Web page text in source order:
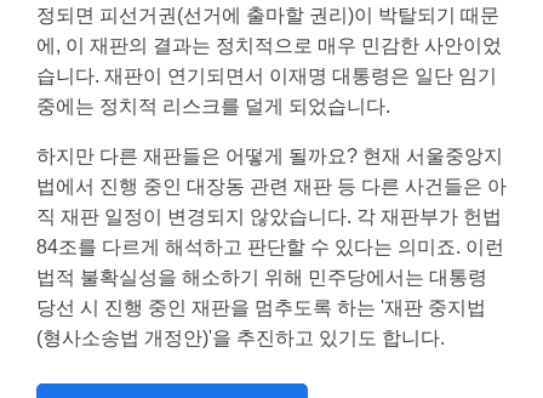
정되면 피선거권(선거에 출마할 권리)이 박탈되기 때문
에, 이 재판의 결과는 정치적으로 매우 민감한 사안이었
습니다. 재판이 연기되면서 이재명 대통령은 일단 임기
중에는 정치적 리스크를 덜게 되었습니다.
하지만 다른 재판들은 어떻게 될까요? 현재 서울중앙지
법에서 진행 중인 대장동 관련 재판 등 다른 사건들은 아
직 재판 일정이 변경되지 않았습니다. 각 재판부가 헌법
84조를 다르게 해석하고 판단할 수 있다는 의미죠. 이런
법적 불확실성을 해소하기 위해 민주당에서는 대통령
당선 시 진행 중인 재판을 멈추도록 하는 '재판 중지법
(형사소송법 개정안)'을 추진하고 있기도 합니다.